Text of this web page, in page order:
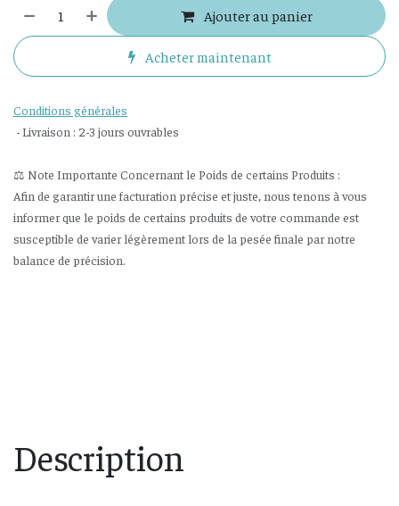
Ajouter au panier
Acheter maintenant
Conditions générales
- Livraison : 2-3 jours ouvrables
⚖️ Note Importante Concernant le Poids de certains Produits :
Afin de garantir une facturation précise et juste, nous tenons à vous
informer que le poids de certains produits de votre commande est
susceptible de varier légèrement lors de la pesée finale par notre
balance de précision.
Description